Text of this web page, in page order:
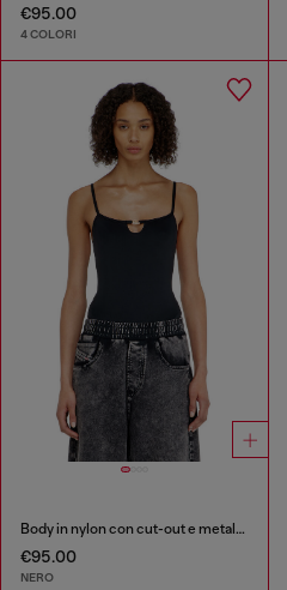
€95.00
4 COLORI
Body in nylon con cut-out e metallo Oval D
€95.00
NERO